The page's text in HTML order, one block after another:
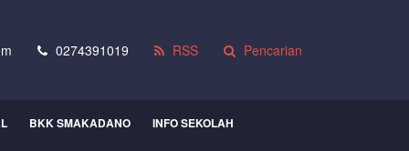
0274391019 RSS Pencarian
BKK SMAKADANO INFO SEKOLAH